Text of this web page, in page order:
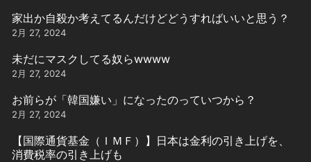
家出か自殺か考えてるんだけどどうすればいいと思う？
2月 27, 2024
未だにマスクしてる奴らwwww
2月 27, 2024
お前らが「韓国嫌い」になったのっていつから？
2月 27, 2024
【国際通貨基金（ＩＭＦ）】日本は金利の引き上げを、
消費税率の引き上げも